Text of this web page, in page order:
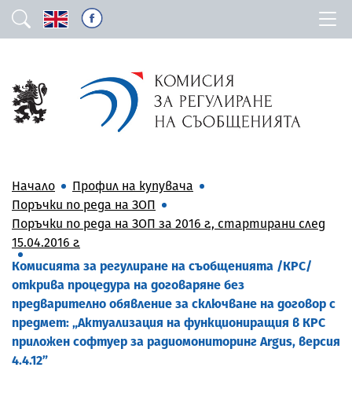
Начало
Профил на купувача
Поръчки по реда на ЗОП
Поръчки по реда на ЗОП за 2016 г., стартирани след
15.04.2016 г.
Комисията за регулиране на съобщенията /КРС/
открива процедура на договаряне без
предварително обявление за сключване на договор с
предмет: „Актуализация на функциониращия в КРС
приложен софтуер за радиомониторинг Argus, версия
4.4.12”